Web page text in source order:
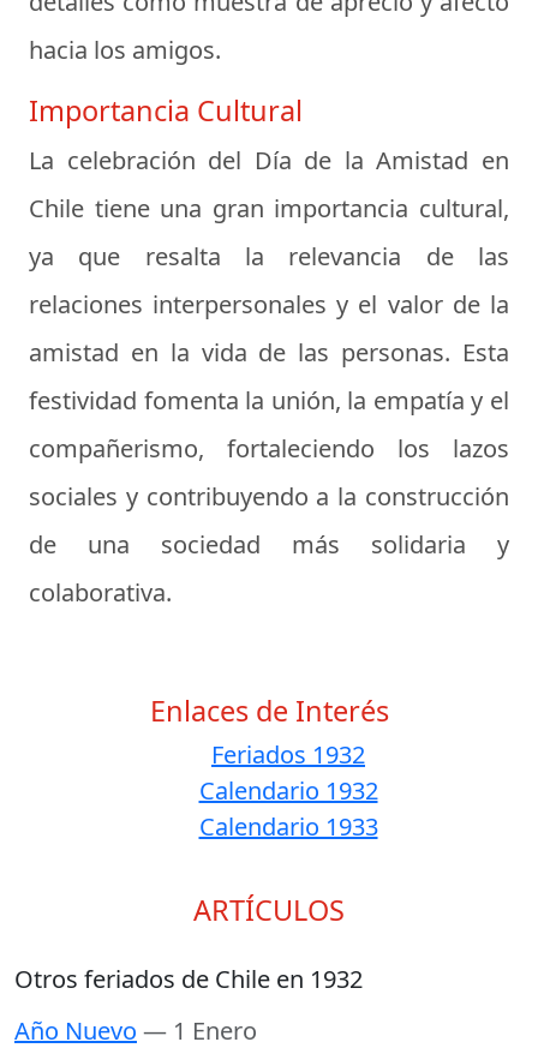
hacia los amigos.
Importancia Cultural
La celebración del Día de la Amistad en
Chile tiene una gran importancia cultural,
ya que resalta la relevancia de las
relaciones interpersonales y el valor de la
amistad en la vida de las personas. Esta
festividad fomenta la unión, la empatía y el
compañerismo, fortaleciendo los lazos
sociales y contribuyendo a la construcción
de una sociedad más solidaria y
colaborativa.
Enlaces de Interés
Feriados 1932
Calendario 1932
Calendario 1933
ARTÍCULOS
Otros feriados de Chile en 1932
Año Nuevo — 1 Enero